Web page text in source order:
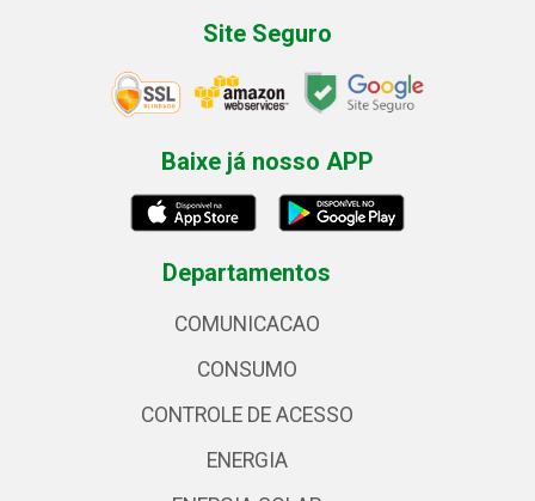
Site Seguro
Baixe já nosso APP
Departamentos
COMUNICACAO
CONSUMO
CONTROLE DE ACESSO
ENERGIA